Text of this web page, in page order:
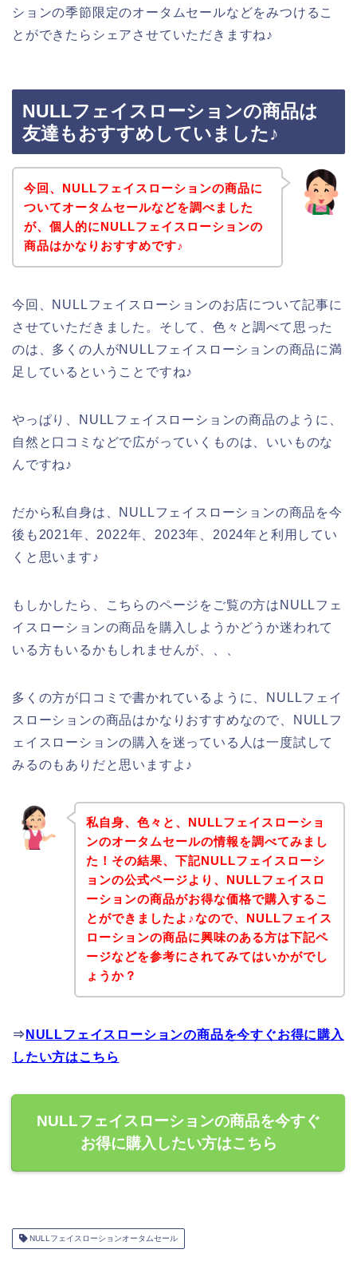
ションの季節限定のオータムセールなどをみつけるこ
とができたらシェアさせていただきますね♪
NULLフェイスローションの商品は
友達もおすすめしていました♪
今回、NULLフェイスローションの商品に
ついてオータムセールなどを調べました
が、個人的にNULLフェイスローションの
商品はかなりおすすめです♪
今回、NULLフェイスローションのお店について記事に
させていただきました。そして、色々と調べて思った
のは、多くの人がNULLフェイスローションの商品に満
足しているということですね♪
やっぱり、NULLフェイスローションの商品のように、
自然と口コミなどで広がっていくものは、いいものな
んですね♪
だから私自身は、NULLフェイスローションの商品を今
後も2021年、2022年、2023年、2024年と利用してい
くと思います♪
もしかしたら、こちらのページをご覧の方はNULLフェ
イスローションの商品を購入しようかどうか迷われて
いる方もいるかもしれませんが、、、
多くの方が口コミで書かれているように、NULLフェイ
スローションの商品はかなりおすすめなので、NULLフ
ェイスローションの購入を迷っている人は一度試して
みるのもありだと思いますよ♪
私自身、色々と、NULLフェイスローショ
ンのオータムセールの情報を調べてみまし
た！その結果、下記NULLフェイスローシ
ョンの公式ページより、NULLフェイスロ
ーションの商品がお得な価格で購入するこ
とができましたよ♪なので、NULLフェイス
ローションの商品に興味のある方は下記ペ
ージなどを参考にされてみてはいかがでし
ょうか？
⇒ NULLフェイスローションの商品を今すぐお得に購入
したい方はこちら
NULLフェイスローションの商品を今すぐ
お得に購入したい方はこちら
NULLフェイスローションオータムセール